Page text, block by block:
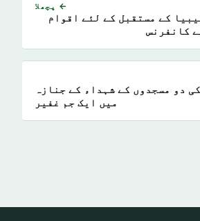
← پچھلا
کے مستقبل کے لئے اقوام
کانفرنس
دو مسجدوں کے شہداء کے جنازہ
میں ایک جم غفیر